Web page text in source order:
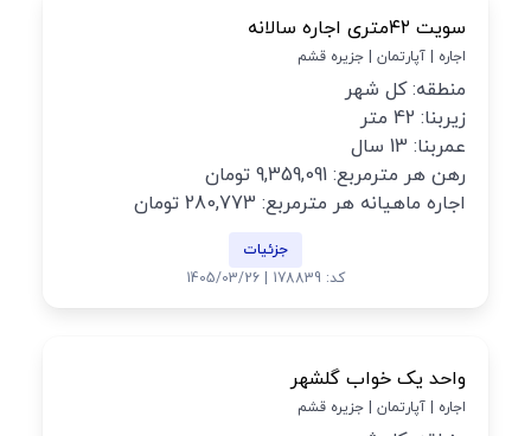
سویت ۴۲متری اجاره سالانه
اجاره | آپارتمان | جزیره قشم
منطقه: کل شهر
زیربنا: 42 متر
عمربنا: 13 سال
رهن هر مترمربع: 9,359,091 تومان
اجاره ماهیانه هر مترمربع: 280,773 تومان
جزئیات
کد: 178839 | 1405/03/26
واحد یک خواب گلشهر
اجاره | آپارتمان | جزیره قشم